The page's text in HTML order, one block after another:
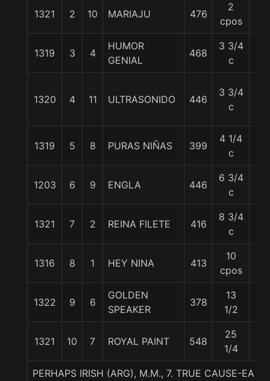
1321 2 10 MARIAJU 476
2
cpos
1319 3 4
HUMOR
GENIAL
468
3 3/4
c
1320 4 11 ULTRASONIDO 446
3 3/4
c
1319 5 8 PURAS NIÑAS 399
4 1/4
c
1203 6 9 ENGLA 446
6 3/4
c
1321 7 2 REINA FILETE 416
8 3/4
c
1316 8 1 HEY NINA 413
10
cpos
1322 9 6
GOLDEN
SPEAKER
378
13
1/2
1321 10 7 ROYAL PAINT 548
25
1/4
PERHAPS IRISH (ARG), M.M., 7. TRUE CAUSE-